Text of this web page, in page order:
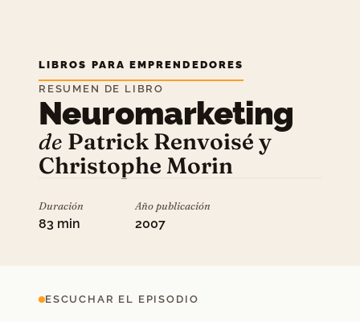
LIBROS PARA EMPRENDEDORES
RESUMEN DE LIBRO
Neuromarketing
de Patrick Renvoisé y
Christophe Morin
Duración
83 min
Año publicación
2007
ESCUCHAR EL EPISODIO